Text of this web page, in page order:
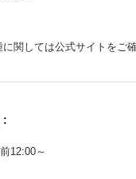
関しては公式サイトをご
:
12:00～